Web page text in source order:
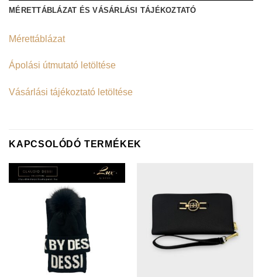
MÉRETTÁBLÁZAT ÉS VÁSÁRLÁSI TÁJÉKOZTATÓ
Mérettáblázat
Ápolási útmutató letöltése
Vásárlási tájékoztató letöltése
KAPCSOLÓDÓ TERMÉKEK